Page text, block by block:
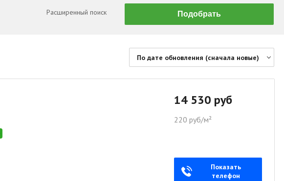
Расширенный поиск
По дате обновления (сначала новые)
По дате обновления (сначала новые)
По дате обновления (сначала старые)
14 530 руб
220 руб/м²
Показать
телефон